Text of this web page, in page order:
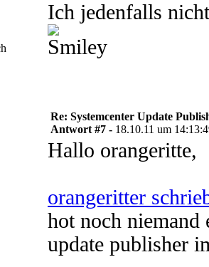
Ich jedenfalls
Re: Systemcenter Update
Antwort #7 - 18.10.11 um
Hallo orangeritte,
orangeritter
hot noch niemand
update publisher